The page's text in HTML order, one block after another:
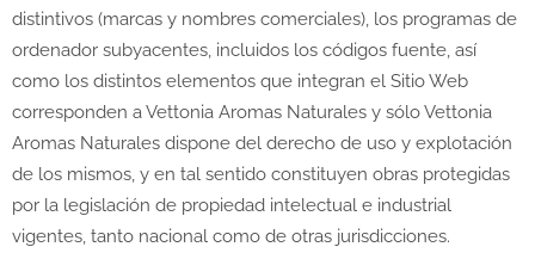
distintivos (marcas y nombres comerciales), los programas de
ordenador subyacentes, incluidos los códigos fuente, así
como los distintos elementos que integran el Sitio Web
corresponden a Vettonia Aromas Naturales y sólo Vettonia
Aromas Naturales dispone del derecho de uso y explotación
de los mismos, y en tal sentido constituyen obras protegidas
por la legislación de propiedad intelectual e industrial
vigentes, tanto nacional como de otras jurisdicciones.